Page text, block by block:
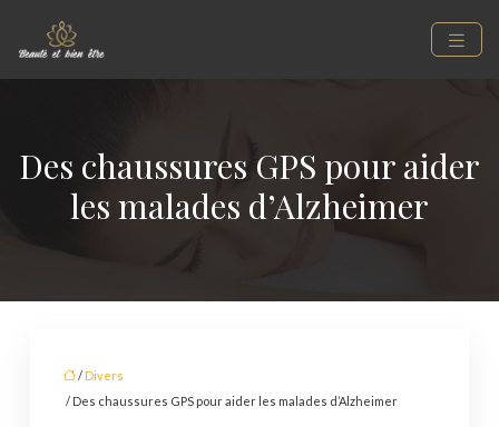
Des chaussures GPS pour aider
les malades d’Alzheimer
/ Divers
/ Des chaussures GPS pour aider les malades d’Alzheimer